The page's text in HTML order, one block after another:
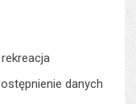
danych